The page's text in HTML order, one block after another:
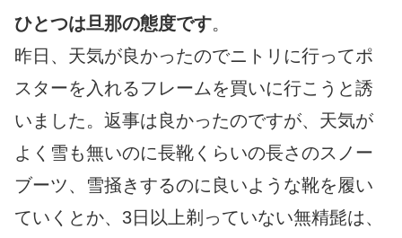
ひとつは旦那の態度です。
昨日、天気が良かったのでニトリに行ってポ
スターを入れるフレームを買いに行こうと誘
いました。返事は良かったのですが、天気が
よく雪も無いのに長靴くらいの長さのスノー
ブーツ、雪掻きするのに良いような靴を履い
ていくとか、3日以上剃っていない無精髭は、